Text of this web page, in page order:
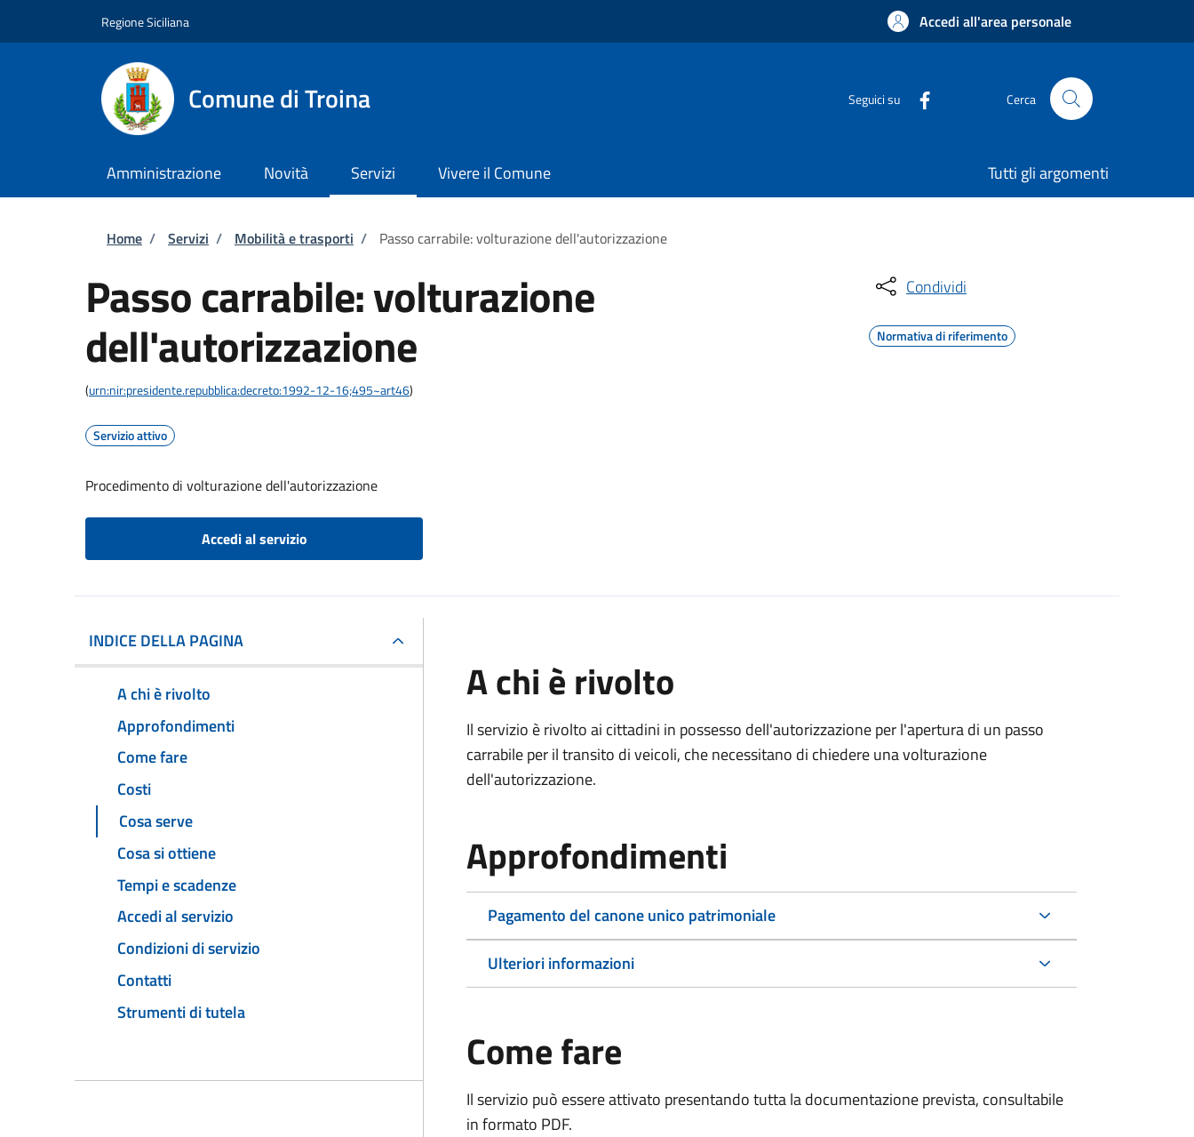
Regione Siciliana Accedi all'area personale
Comune di Troina Seguici su Cerca
Amministrazione Novità Servizi Vivere il Comune Tutti gli argomenti
Briciole di pane
Home / Servizi / Mobilità e trasporti / Passo carrabile: volturazione dell'autorizzazione
Passo carrabile: volturazione
dell'autorizzazione
(urn:nir:presidente.repubblica:decreto:1992-12-16;495~art46)
Servizio attivo
Procedimento di volturazione dell'autorizzazione
Accedi al servizio
Condividi
Normativa di riferimento
INDICE DELLA PAGINA
A chi è rivolto
Approfondimenti
Come fare
Costi
Cosa serve
Cosa si ottiene
Tempi e scadenze
Accedi al servizio
Condizioni di servizio
Contatti
Strumenti di tutela
A chi è rivolto
Il servizio è rivolto ai cittadini in possesso dell'autorizzazione per l'apertura di un passo
carrabile per il transito di veicoli, che necessitano di chiedere una volturazione
dell'autorizzazione.
Approfondimenti
Pagamento del canone unico patrimoniale
Ulteriori informazioni
Come fare
Il servizio può essere attivato presentando tutta la documentazione prevista, consultabile
in formato PDF.